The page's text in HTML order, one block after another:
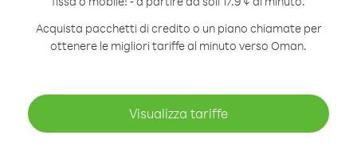
Acquista pacchetti di credito o un piano chiamate per
ottenere le migliori tariffe al minuto verso Oman.
Visualizza tariffe